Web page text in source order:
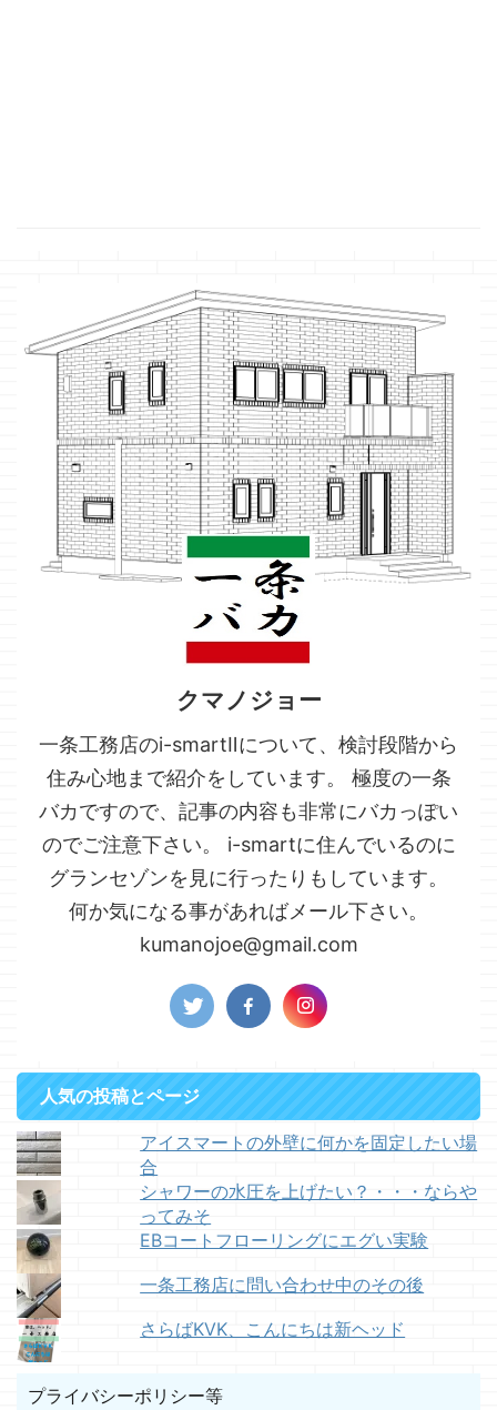
クマノジョー
一条工務店のi-smartⅡについて、検討段階から
住み心地まで紹介をしています。 極度の一条
バカですので、記事の内容も非常にバカっぽい
のでご注意下さい。 i-smartに住んでいるのに
グランセゾンを見に行ったりもしています。
何か気になる事があればメール下さい。
kumanojoe@gmail.com
人気の投稿とページ
アイスマートの外壁に何かを固定したい場
合
シャワーの水圧を上げたい？・・・ならや
ってみそ
EBコートフローリングにエグい実験
一条工務店に問い合わせ中のその後
さらばKVK、こんにちは新ヘッド
プライバシーポリシー等